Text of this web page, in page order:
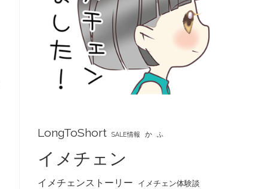
LongToShort SALE情報 か ふ
イメチェン
イメチェンストーリー イメチェン体験談